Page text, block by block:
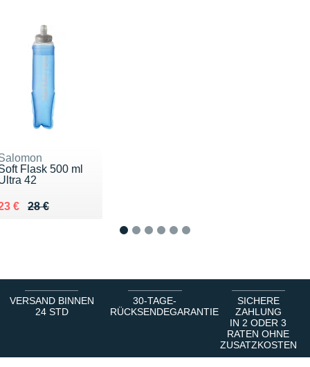
Flask 500 ml
42
28 €
lieu de 28 €
€ 23 €
VERSAND BINNEN
24 STD
30-TAGE-
RÜCKSENDEGARANTIE
SICHERE
ZAHLUNG
IN 2 ODER 3
RATEN OHNE
ZUSATZKOSTEN